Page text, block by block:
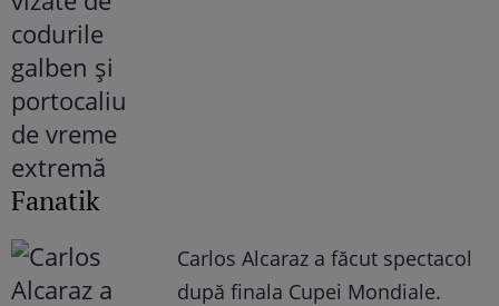
Fanatik
Carlos Alcaraz a făcut spectacol
după finala Cupei Mondiale.